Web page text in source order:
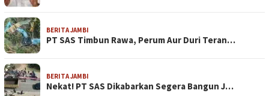
BERITA JAMBI
PT SAS Timbun Rawa, Perum Aur Duri Teran…
BERITA JAMBI
Nekat! PT SAS Dikabarkan Segera Bangun J…